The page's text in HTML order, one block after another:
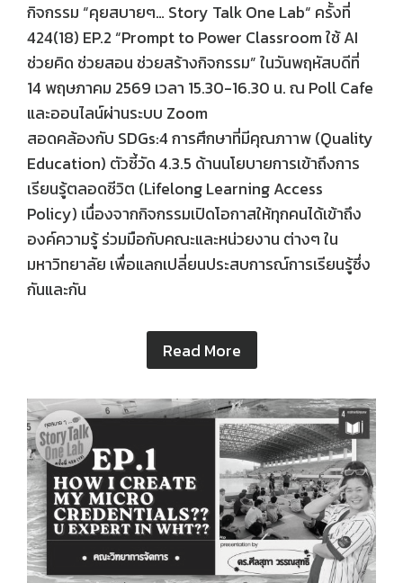
กิจกรรม “คุยสบายๆ… Story Talk One Lab“ ครั้งที่
424(18) EP.2 “Prompt to Power Classroom ใช้ AI
ช่วยคิด ช่วยสอน ช่วยสร้างกิจกรรม” ในวันพฤหัสบดีที่
14 พฤษภาคม 2569 เวลา 15.30-16.30 น. ณ Poll Cafe
และออนไลน์ผ่านระบบ Zoom
สอดคล้องกับ SDGs:4 การศึกษาที่มีคุณภาาพ (Quality
Education) ตัวชี้วัด 4.3.5 ด้านนโยบายการเข้าถึงการ
เรียนรู้ตลอดชีวิต (Lifelong Learning Access
Policy) เนื่องจากกิจกรรมเปิดโอกาสให้ทุกคนได้เข้าถึง
องค์ความรู้ ร่วมมือกับคณะและหน่วยงาน ต่างๆ ใน
มหาวิทยาลัย เพื่อแลกเปลี่ยนประสบการณ์การเรียนรู้ซึ่ง
กันและกัน
Read More